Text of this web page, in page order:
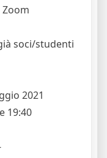
soci/studenti
2021
19:40